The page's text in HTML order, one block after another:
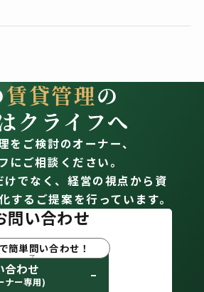
賃貸管理の
クライフへ
をご検討のオーナー、
にご相談ください。
でなく、経営の視点から資
するご提案を行っています。
問い合わせ
簡単問い合わせ！
合わせ
ナー専用)